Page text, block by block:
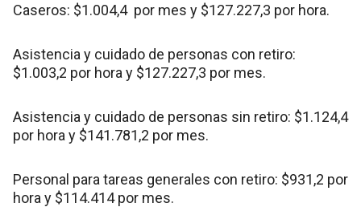
Caseros: $1.004,4 por mes y $127.227,3 por hora.
Asistencia y cuidado de personas con retiro:
$1.003,2 por hora y $127.227,3 por mes.
Asistencia y cuidado de personas sin retiro: $1.124,4
por hora y $141.781,2 por mes.
Personal para tareas generales con retiro: $931,2 por
hora y $114.414 por mes.